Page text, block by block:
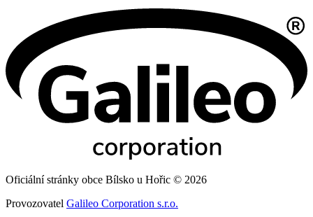
Oficiální stránky obce Bílsko u Hořic © 2026
Provozovatel Galileo Corporation s.r.o.